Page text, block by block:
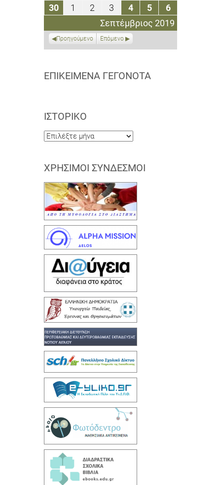
Σεπτέμβριος 2019
Σεπτεμβρίου
2019
Σεπτεμβρίου
2019
Σεπτεμβρίου
2019
Σεπτεμβρίου
2019
Σεπτεμβρίου
2019
Σεπτεμβρίου
20192019
3030
Σεπτεμβρίου
1
Οκτωβρίου
2
Οκτωβρίου
2019
3
Οκτωβρίου
2019
44
Οκτωβρίου
2019
55
Οκτωβρίου
2019
66
Οκτωβρίου
2019
Προηγούμενο Επόμενο
ΕΠΙΚΕΊΜΕΝΑ ΓΕΓΟΝΌΤΑ
ΙΣΤΟΡΙΚΌ
Ιστορικό
ΧΡΉΣΙΜΟΙ ΣΎΝΔΕΣΜΟΙ